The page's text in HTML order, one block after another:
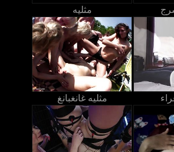
مثليه
مثليه غانغبانغ